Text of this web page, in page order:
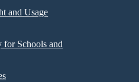
and Usage
for Schools and